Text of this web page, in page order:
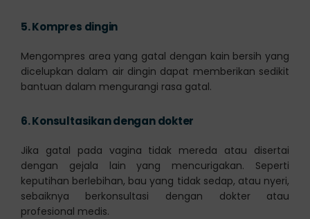
5.Kompres dingin
Mengompres area yang gatal dengan kain bersih yang
dicelupkan dalam air dingin dapat memberikan sedikit
bantuan dalam mengurangi rasa gatal.
6.Konsultasikan dengan dokter
Jika gatal pada vagina tidak mereda atau disertai
dengan gejala lain yang mencurigakan. Seperti
keputihan berlebihan, bau yang tidak sedap, atau nyeri,
sebaiknya berkonsultasi dengan dokter atau
profesional medis.